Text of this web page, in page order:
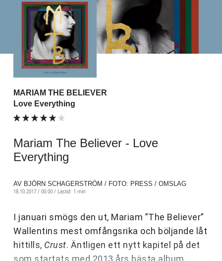
MARIAM THE BELIEVER
Love Everything
Mariam The Believer - Love
Everything
AV BJÖRN SCHAGERSTRÖM / FOTO: PRESS / OMSLAG
18.10.2017 / 00:00 / Lästid: 1 min
I januari smögs den ut, Mariam ”The Believer”
Wallentins mest omfångsrika och böljande låt
hittills, Crust. Äntligen ett nytt kapitel på det
som startats med 2013 års bästa album,